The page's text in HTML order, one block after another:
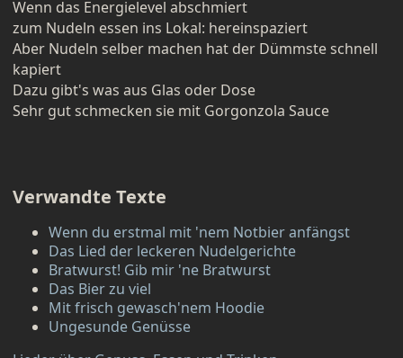
Wenn das Energielevel abschmiert
zum Nudeln essen ins Lokal: hereinspaziert
Aber Nudeln selber machen hat der Dümmste schnell
kapiert
Dazu gibt's was aus Glas oder Dose
Sehr gut schmecken sie mit Gorgonzola Sauce
Verwandte Texte
Wenn du erstmal mit 'nem Notbier anfängst
Das Lied der leckeren Nudelgerichte
Bratwurst! Gib mir 'ne Bratwurst
Das Bier zu viel
Mit frisch gewasch'nem Hoodie
Ungesunde Genüsse